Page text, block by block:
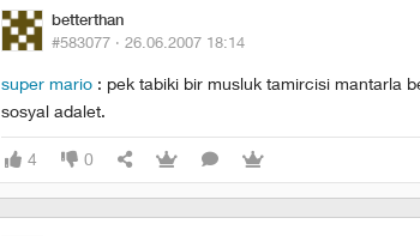
betterthan
#583077 · 26.06.2007 18:14
super mario : pek tabiki bir musluk tamircisi mantarla
sosyal adalet.
4 0